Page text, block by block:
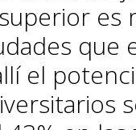
es
que
el